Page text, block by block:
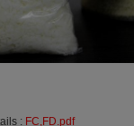
: FC,FD.pdf